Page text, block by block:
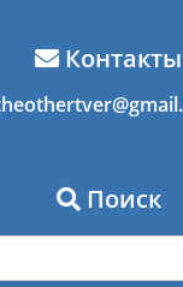
Контакты
Поиск